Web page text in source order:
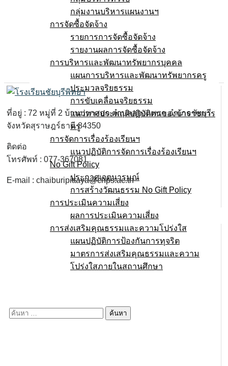
กลุ่มงานบริหารแผนงานฯ
การจัดซื้อจัดจ้าง
รายการการจัดซื้อจัดจ้าง
รายงานผลการจัดซื้อจัดจ้าง
การบริหารและพัฒนาทรัพยากรบุคคล
แผนการบริหารและพัฒนาทรัพยากรครู
ประมวลจริยธรรม
การขับเคลื่อนจริยธรรม
แนวทางประพฤติปฏิบัติตนของข้าราชการ
ครู
การจัดการเรื่องร้องเรียนฯ
แนวปฏิบัติการจัดการเรื่องร้องเรียนฯ
No Gift Policy
ประกาศเจตนารมณ์
การสร้างวัฒนธรรม No Gift Policy
การประเมินความเสี่ยง
ผลการประเมินความเสี่ยง
การส่งเสริมคุณธรรมและความโปร่งใส
แผนปฏิบัติการป้องกันการทุจริต
มาตรการส่งเสริมคุณธรรมเเละความ
โปร่งใสภายในสถานศึกษา
ค้นหา
ที่อยู่ : 72 หมู่ที่ 2 บ้านปากศอก ตำบลสองแพรก อำเภอชัยบุรี
จังหวัดสุราษฎร์ธานี 84350
ติดต่อ
โทรศัพท์ : 077-367081
E-mail : chaiburipittaya@chps.ac.th